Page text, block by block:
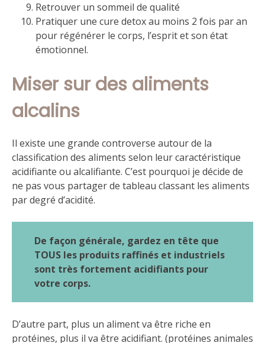
Retrouver un sommeil de qualité
Pratiquer une cure detox au moins 2 fois par an
pour régénérer le corps, l’esprit et son état
émotionnel.
Miser sur des aliments
alcalins
Il existe une grande controverse autour de la
classification des aliments selon leur caractéristique
acidifiante ou alcalifiante. C’est pourquoi je décide de
ne pas vous partager de tableau classant les aliments
par degré d’acidité.
De façon générale, gardez en tête que
TOUS les produits raffinés et industriels
sont très fortement acidifiants pour
votre corps.
D’autre part, plus un aliment va être riche en
protéines, plus il va être acidifiant. (protéines animales